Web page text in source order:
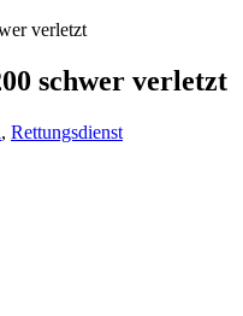
verletzt
schwer verletzt
, Rettungsdienst